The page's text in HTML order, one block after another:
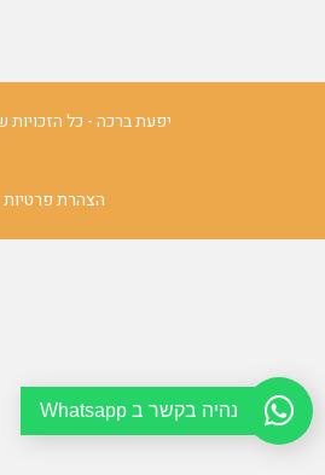
יפעת ברכה - כל
הצהרת פרטיות
נהיה בקשר ב Whatsapp